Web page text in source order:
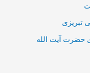
تبریزی
حضرت آیت الله